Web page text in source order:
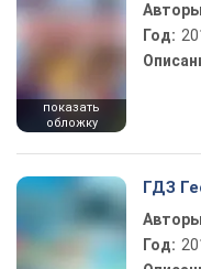
показать
обложку
Год:
ГДЗ
Год: